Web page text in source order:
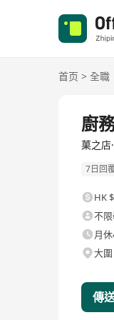
首页 > 全職
廚
菓之店
7日回
HK
不
月
大圍
傳